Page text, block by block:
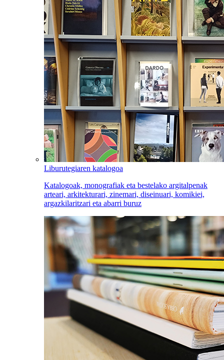
Liburutegiaren katalogoa
Katalogoak, monografiak eta bestelako argitalpenak
arteari, arkitekturari, zinemari, diseinuari, komikiei,
argazkilaritzari eta abarri buruz